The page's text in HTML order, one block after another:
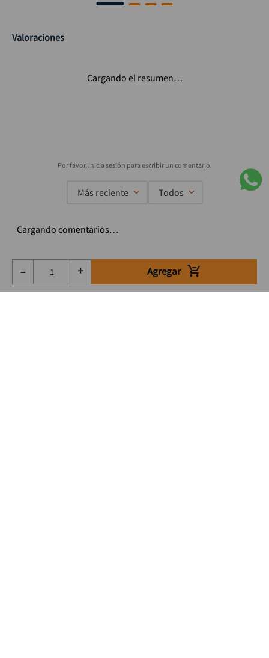
＋
－ Agregar
Valoraciones
Cargando el resumen…
Más reciente Todos
Cargando comentarios…
Suscríbete a nuestro Newsletter